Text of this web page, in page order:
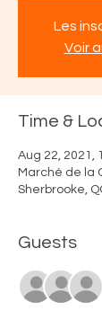
Les
Voir
Time &
Aug 22, 2021,
Marché de la
Sherbrooke,
Guests